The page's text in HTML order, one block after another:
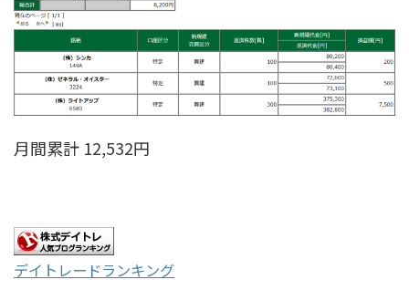
月間累計 12,532円
デイトレードランキング